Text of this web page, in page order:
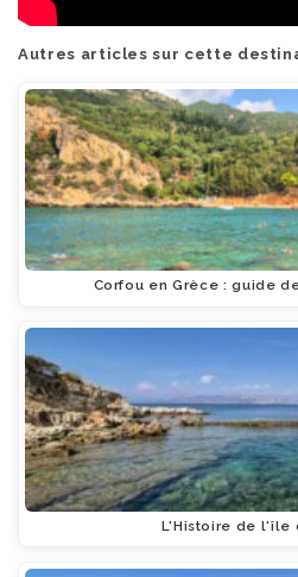
Autres articles sur cette
Corfou en Grèce : guide
L'Histoire de l'île